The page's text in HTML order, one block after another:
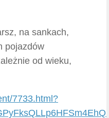
na sankach,
pojazdów
od wieku,
7733.html?